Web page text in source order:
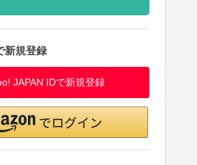
新規登録
JAPAN IDで新規登録